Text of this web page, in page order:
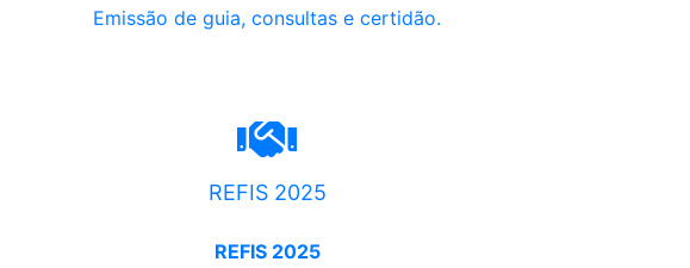
Emissão de guia, consultas e certidão.
REFIS 2025
REFIS 2025